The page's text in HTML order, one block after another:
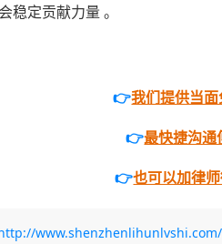
稳定贡献力量 。
👉我们提供当
👉最快捷沟通
👉也可以加律